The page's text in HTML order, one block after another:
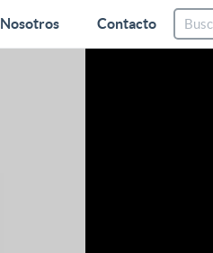
Nosotros Contacto